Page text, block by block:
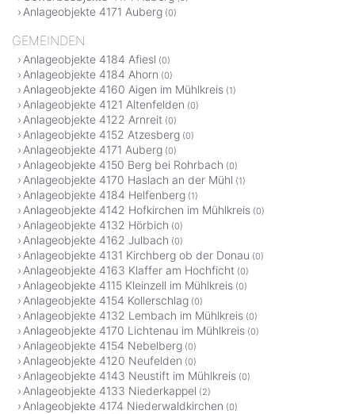
Anlageobjekte 4171 Auberg (0)
GEMEINDEN
Anlageobjekte 4184 Afiesl (0)
Anlageobjekte 4184 Ahorn (0)
Anlageobjekte 4160 Aigen im Mühlkreis (1)
Anlageobjekte 4121 Altenfelden (0)
Anlageobjekte 4122 Arnreit (0)
Anlageobjekte 4152 Atzesberg (0)
Anlageobjekte 4171 Auberg (0)
Anlageobjekte 4150 Berg bei Rohrbach (0)
Anlageobjekte 4170 Haslach an der Mühl (1)
Anlageobjekte 4184 Helfenberg (1)
Anlageobjekte 4142 Hofkirchen im Mühlkreis (0)
Anlageobjekte 4132 Hörbich (0)
Anlageobjekte 4162 Julbach (0)
Anlageobjekte 4131 Kirchberg ob der Donau (0)
Anlageobjekte 4163 Klaffer am Hochficht (0)
Anlageobjekte 4115 Kleinzell im Mühlkreis (0)
Anlageobjekte 4154 Kollerschlag (0)
Anlageobjekte 4132 Lembach im Mühlkreis (0)
Anlageobjekte 4170 Lichtenau im Mühlkreis (0)
Anlageobjekte 4154 Nebelberg (0)
Anlageobjekte 4120 Neufelden (0)
Anlageobjekte 4143 Neustift im Mühlkreis (0)
Anlageobjekte 4133 Niederkappel (2)
Anlageobjekte 4174 Niederwaldkirchen (0)